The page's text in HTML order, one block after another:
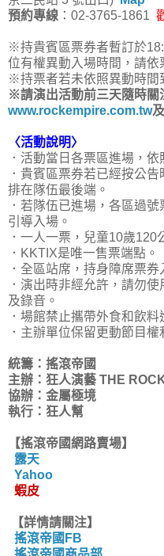
預約專線 ：02-3765-1861
※持貴賓區票券者暫訂於
位有權異動入場時間，請依
※持票者若未依照異動時間
※請演出活動前三天隨時關
www.rockempire.com.tw
〈活動說明〉
．活動當日各票區進場，依
．貴賓區票券若已經按公
排在隊伍最後端。
．若隊伍已進場，各區過
引導入場。
．一人一票，兒童10歲120
．KKTIX是唯一售票端點。
．全區站席，持身障席票
．演出時非經允許，請勿
及錄音。
．場館禁止攜帶外食和飲料
．主辦單位保留更動節目權
統籌：搖滾帝國
主辦：狂人演藝 THE
協辦：金屬極境
執行：狂人幫
【搖滾帝國網路賣場】
露天
Yahoo
蝦皮
【詳情請關注】
搖滾帝國FB